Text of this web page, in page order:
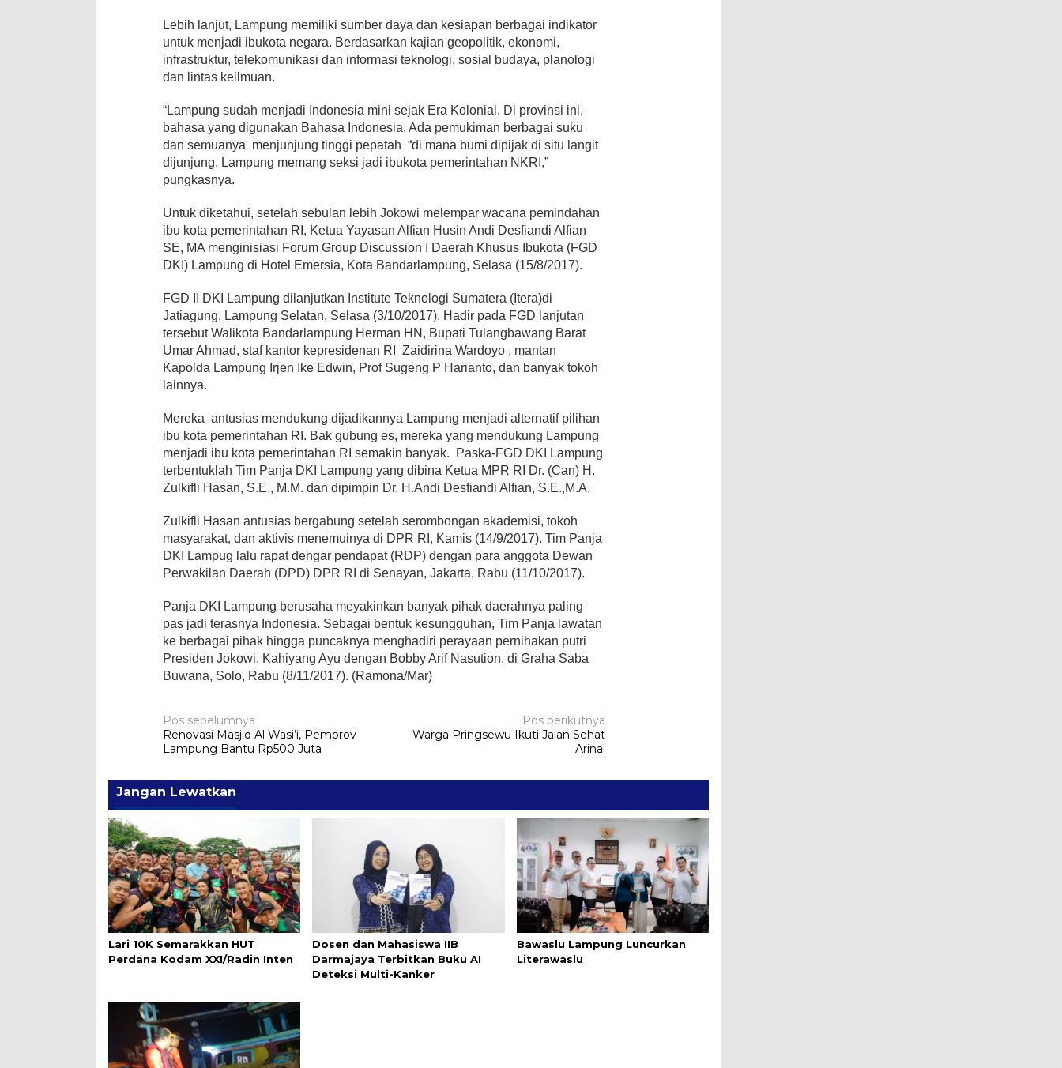
Lebih lanjut, Lampung memiliki sumber daya dan kesiapan berbagai indikator
untuk menjadi ibukota negara. Berdasarkan kajian geopolitik, ekonomi,
infrastruktur, telekomunikasi dan informasi teknologi, sosial budaya, planologi
dan lintas keilmuan.
“Lampung sudah menjadi Indonesia mini sejak Era Kolonial. Di provinsi ini,
bahasa yang digunakan Bahasa Indonesia. Ada pemukiman berbagai suku
dan semuanya menjunjung tinggi pepatah “di mana bumi dipijak di situ langit
dijunjung. Lampung memang seksi jadi ibukota pemerintahan NKRI,”
pungkasnya.
Untuk diketahui, setelah sebulan lebih Jokowi melempar wacana pemindahan
ibu kota pemerintahan RI, Ketua Yayasan Alfian Husin Andi Desfiandi Alfian
SE, MA menginisiasi Forum Group Discussion I Daerah Khusus Ibukota (FGD
DKI) Lampung di Hotel Emersia, Kota Bandarlampung, Selasa (15/8/2017).
FGD II DKI Lampung dilanjutkan Institute Teknologi Sumatera (Itera)di
Jatiagung, Lampung Selatan, Selasa (3/10/2017). Hadir pada FGD lanjutan
tersebut Walikota Bandarlampung Herman HN, Bupati Tulangbawang Barat
Umar Ahmad, staf kantor kepresidenan RI Zaidirina Wardoyo , mantan
Kapolda Lampung Irjen Ike Edwin, Prof Sugeng P Harianto, dan banyak tokoh
lainnya.
Mereka antusias mendukung dijadikannya Lampung menjadi alternatif pilihan
ibu kota pemerintahan RI. Bak gubung es, mereka yang mendukung Lampung
menjadi ibu kota pemerintahan RI semakin banyak. Paska-FGD DKI Lampung
terbentuklah Tim Panja DKI Lampung yang dibina Ketua MPR RI Dr. (Can) H.
Zulkifli Hasan, S.E., M.M. dan dipimpin Dr. H.Andi Desfiandi Alfian, S.E.,M.A.
Zulkifli Hasan antusias bergabung setelah serombongan akademisi, tokoh
masyarakat, dan aktivis menemuinya di DPR RI, Kamis (14/9/2017). Tim Panja
DKI Lampug lalu rapat dengar pendapat (RDP) dengan para anggota Dewan
Perwakilan Daerah (DPD) DPR RI di Senayan, Jakarta, Rabu (11/10/2017).
Panja DKI Lampung berusaha meyakinkan banyak pihak daerahnya paling
pas jadi terasnya Indonesia. Sebagai bentuk kesungguhan, Tim Panja lawatan
ke berbagai pihak hingga puncaknya menghadiri perayaan pernihakan putri
Presiden Jokowi, Kahiyang Ayu dengan Bobby Arif Nasution, di Graha Saba
Buwana, Solo, Rabu (8/11/2017). (Ramona/Mar)
Navigasi
pos
Pos sebelumnya
Renovasi Masjid Al Wasi’i, Pemprov
Lampung Bantu Rp500 Juta
Pos berikutnya
Warga Pringsewu Ikuti Jalan Sehat
Arinal
Jangan Lewatkan
Lari 10K Semarakkan HUT
Perdana Kodam XXI/Radin Inten
Dosen dan Mahasiswa IIB
Darmajaya Terbitkan Buku AI
Deteksi Multi-Kanker
Bawaslu Lampung Luncurkan
Literawaslu